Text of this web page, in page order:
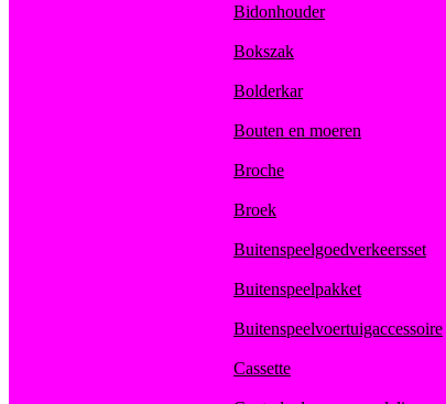
Bidonhouder
Bokszak
Bolderkar
Bouten en moeren
Broche
Broek
Buitenspeelgoedverkeersset
Buitenspeelpakket
Buitenspeelvoertuigaccessoire
Cassette